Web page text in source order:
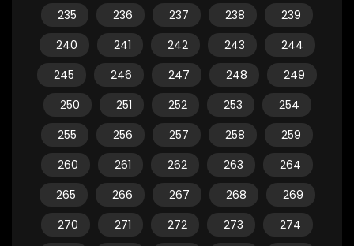
235
236 237 238
239
240
241 242 243
244
245
246 247 248
249
250
251 252 253
254
255
256 257 258
259
260
261 262 263
264
265
266 267 268
269
270
271 272 273
274